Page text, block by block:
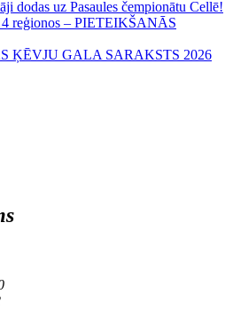
dodas uz Pasaules čempionātu Cellē!
reģionos – PIETEIKŠANĀS
ĶĒVJU GALA SARAKSTS 2026